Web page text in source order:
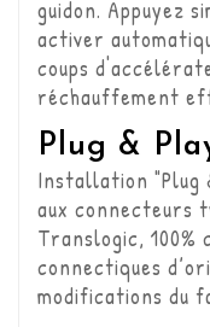
guidon. Appuyez
activer
coups
réchauffement
Plug &
Installation "Plug
aux connecteurs
Translogic, 100%
connectiques
modifications du